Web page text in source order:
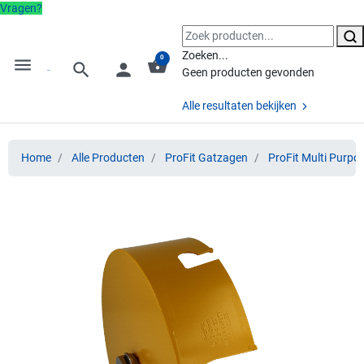
Vragen?
menu search person shopping_basket
0
Zoeken...
Geen producten gevonden
Alle resultaten bekijken
Home Alle Producten ProFit Gatzagen ProFit Multi